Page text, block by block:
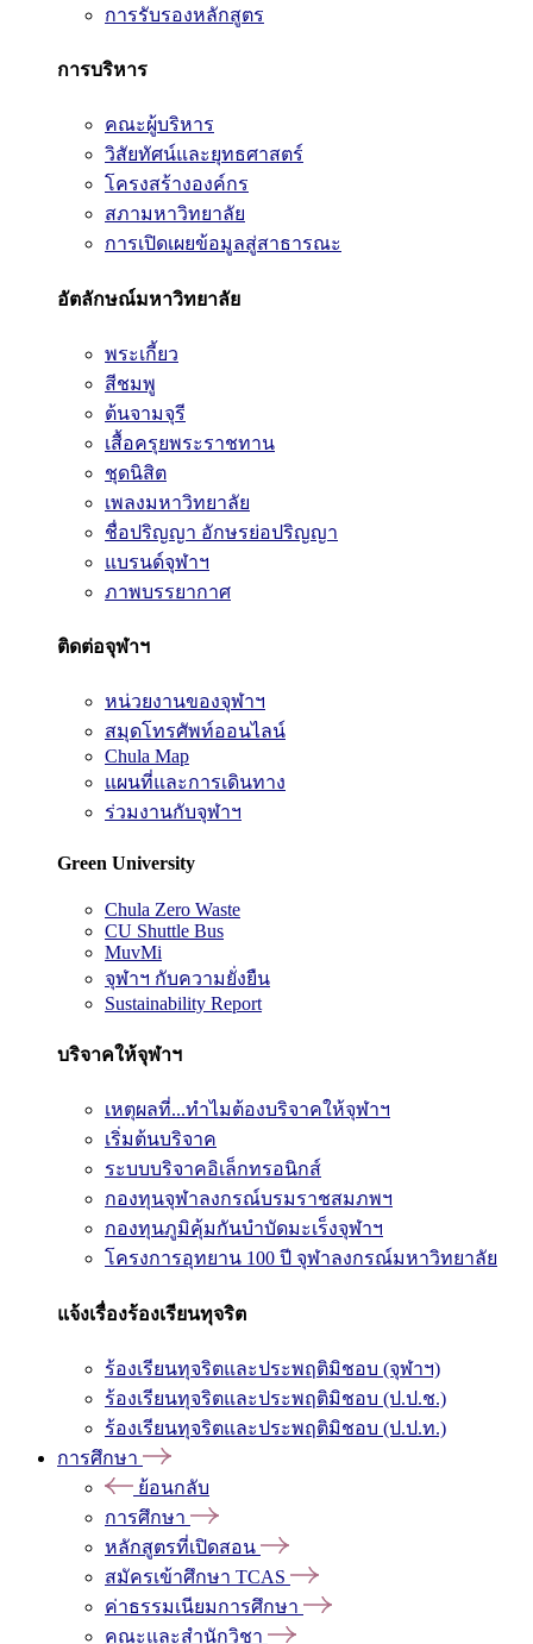
การรับรองหลักสูตร
การบริหาร
คณะผู้บริหาร
วิสัยทัศน์และยุทธศาสตร์
โครงสร้างองค์กร
สภามหาวิทยาลัย
การเปิดเผยข้อมูลสู่สาธารณะ
อัตลักษณ์มหาวิทยาลัย
พระเกี้ยว
สีชมพู
ต้นจามจุรี
เสื้อครุยพระราชทาน
ชุดนิสิต
เพลงมหาวิทยาลัย
ชื่อปริญญา อักษรย่อปริญญา
แบรนด์จุฬาฯ
ภาพบรรยากาศ
ติดต่อจุฬาฯ
หน่วยงานของจุฬาฯ
สมุดโทรศัพท์ออนไลน์
Chula Map
แผนที่และการเดินทาง
ร่วมงานกับจุฬาฯ
Green University
Chula Zero Waste
CU Shuttle Bus
MuvMi
จุฬาฯ กับความยั่งยืน
Sustainability Report
บริจาคให้จุฬาฯ
เหตุผลที่...ทำไมต้องบริจาคให้จุฬาฯ
เริ่มต้นบริจาค
ระบบบริจาคอิเล็กทรอนิกส์
กองทุนจุฬาลงกรณ์บรมราชสมภพฯ
กองทุนภูมิคุ้มกันบำบัดมะเร็งจุฬาฯ
โครงการอุทยาน 100 ปี จุฬาลงกรณ์มหาวิทยาลัย
แจ้งเรื่องร้องเรียนทุจริต
ร้องเรียนทุจริตและประพฤติมิชอบ (จุฬาฯ)
ร้องเรียนทุจริตและประพฤติมิชอบ (ป.ป.ช.)
ร้องเรียนทุจริตและประพฤติมิชอบ (ป.ป.ท.)
การศึกษา
ย้อนกลับ
การศึกษา
หลักสูตรที่เปิดสอน
สมัครเข้าศึกษา TCAS
ค่าธรรมเนียมการศึกษา
คณะและสำนักวิชา